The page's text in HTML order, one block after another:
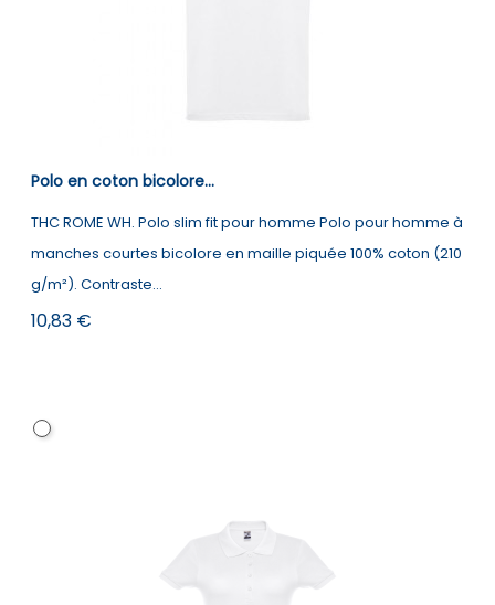
Polo en coton bicolore...
THC ROME WH. Polo slim fit pour homme Polo pour homme à
manches courtes bicolore en maille piquée 100% coton (210
g/m²). Contraste...
Prix
10,83 €
Blanc